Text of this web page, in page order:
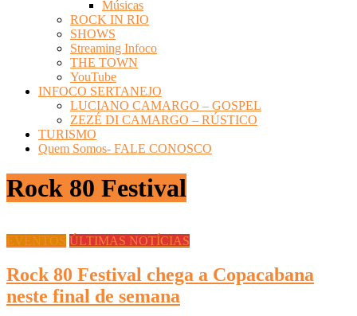
Músicas
ROCK IN RIO
SHOWS
Streaming Infoco
THE TOWN
YouTube
INFOCO SERTANEJO
LUCIANO CAMARGO – GOSPEL
ZEZÉ DI CAMARGO – RÚSTICO
TURISMO
Quem Somos- FALE CONOSCO
Rock 80 Festival
EVENTOS ÚLTIMAS NOTÍCIAS
Rock 80 Festival chega a Copacabana
neste final de semana